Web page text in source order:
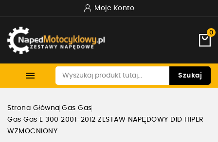
Moje Konto
0
 Szukaj
Strona Główna Gas Gas
Gas Gas E 300 2001-2012 ZESTAW NAPĘDOWY DID HIPER
WZMOCNIONY